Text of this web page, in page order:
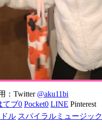
：Twitter @aku11bi
てブ0 Pocket0 LINE Pinterest
ル スパイラルミュージック